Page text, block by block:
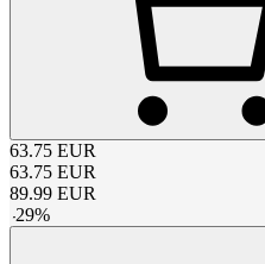
63.75 EUR
63.75 EUR
89.99 EUR
-29%